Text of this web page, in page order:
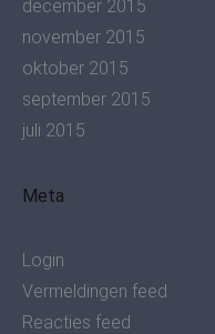
december 2015
november 2015
oktober 2015
september 2015
juli 2015
Meta
Login
Vermeldingen feed
Reacties feed